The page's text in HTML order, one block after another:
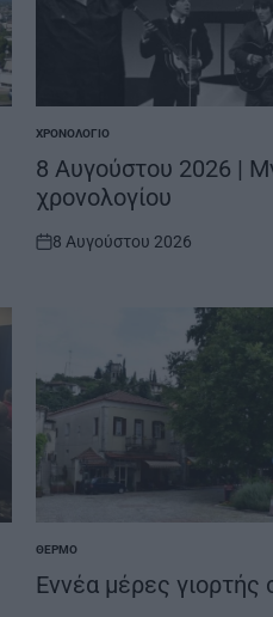
POSTED
IN
ΧΡΟΝΟΛΌΓΙΟ
8 Αυγούστου 2026 |
χρονολογίου
on
8 Αυγούστου 2026
POSTED
IN
ΘΈΡΜΟ
Εννέα μέρες γιορτής